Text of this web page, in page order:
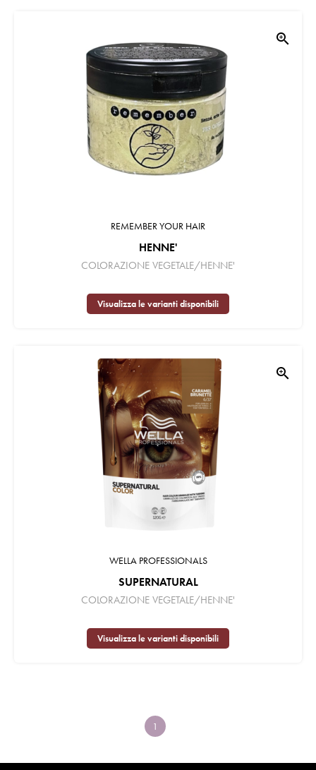
zoom_in
REMEMBER YOUR HAIR
HENNE'
COLORAZIONE VEGETALE/HENNE'
Visualizza le varianti disponibili
zoom_in
WELLA PROFESSIONALS
SUPERNATURAL
COLORAZIONE VEGETALE/HENNE'
Visualizza le varianti disponibili
1